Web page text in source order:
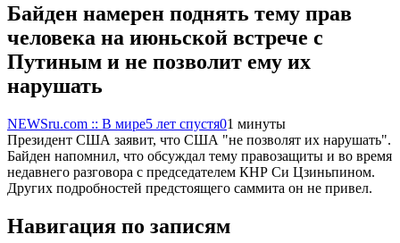
Байден намерен поднять тему прав
человека на июньской встрече с
Путиным и не позволит ему их
нарушать
NEWSru.com :: В мире5 лет спустя01 минуты
Президент США заявит, что США "не позволят их нарушать".
Байден напомнил, что обсуждал тему правозащиты и во время
недавнего разговора с председателем КНР Си Цзиньпином.
Других подробностей предстоящего саммита он не привел.
Навигация по записям